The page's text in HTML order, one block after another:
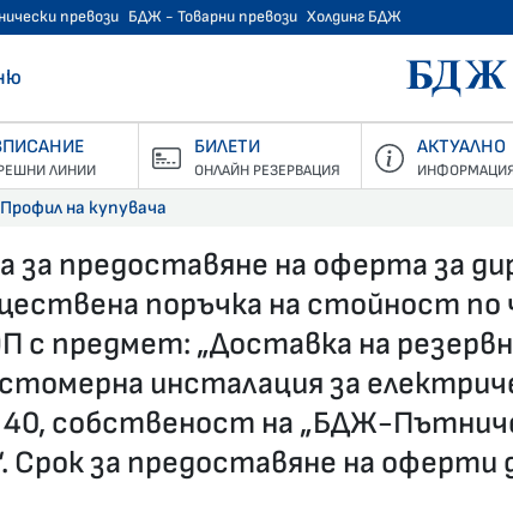
превози БДЖ - Товарни превози Холдинг БДЖ
ЛИНИИ
БИЛЕТИ
ОНЛАЙН РЕЗЕРВАЦИЯ
АКТУАЛНО
Профил на купувача
за предоставяне на оферта за
поръчка на стойност по
с предмет: „Доставка на
инсталация за
40, собственост на „БДЖ-
Срок за предоставяне на оферти